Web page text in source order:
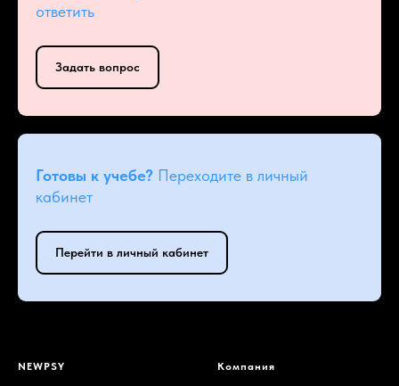
ответить
Задать вопрос
Готовы к учебе? Переходите в личный
кабинет
Перейти в личный кабинет
NEWPSY Компания